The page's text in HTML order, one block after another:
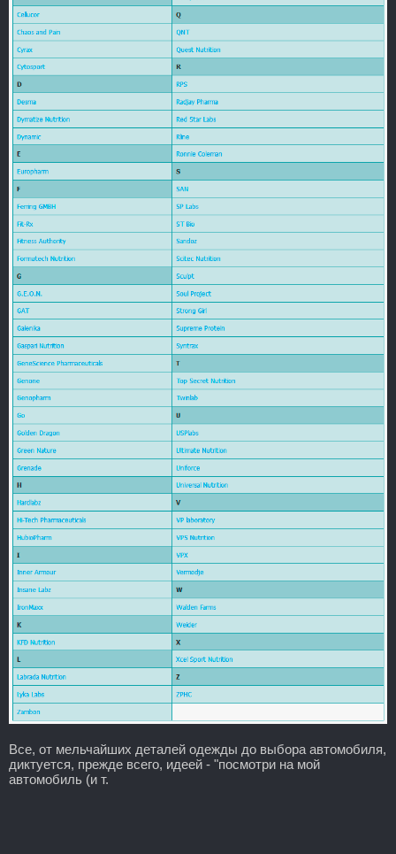
Все, от мельчайших деталей одежды до выбора автомобиля,
диктуется, прежде всего, идеей - "посмотри на мой
автомобиль (и т.